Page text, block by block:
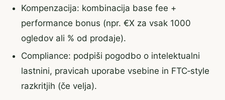
Kompenzacija: kombinacija base fee +
performance bonus (npr. €X za vsak 1000
ogledov ali % od prodaje).
Compliance: podpiši pogodbo o intelektualni
lastnini, pravicah uporabe vsebine in FTC‑style
razkritjih (če velja).